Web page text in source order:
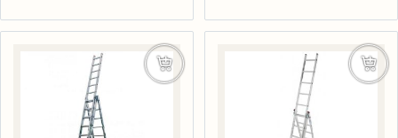
Добавяне в количката